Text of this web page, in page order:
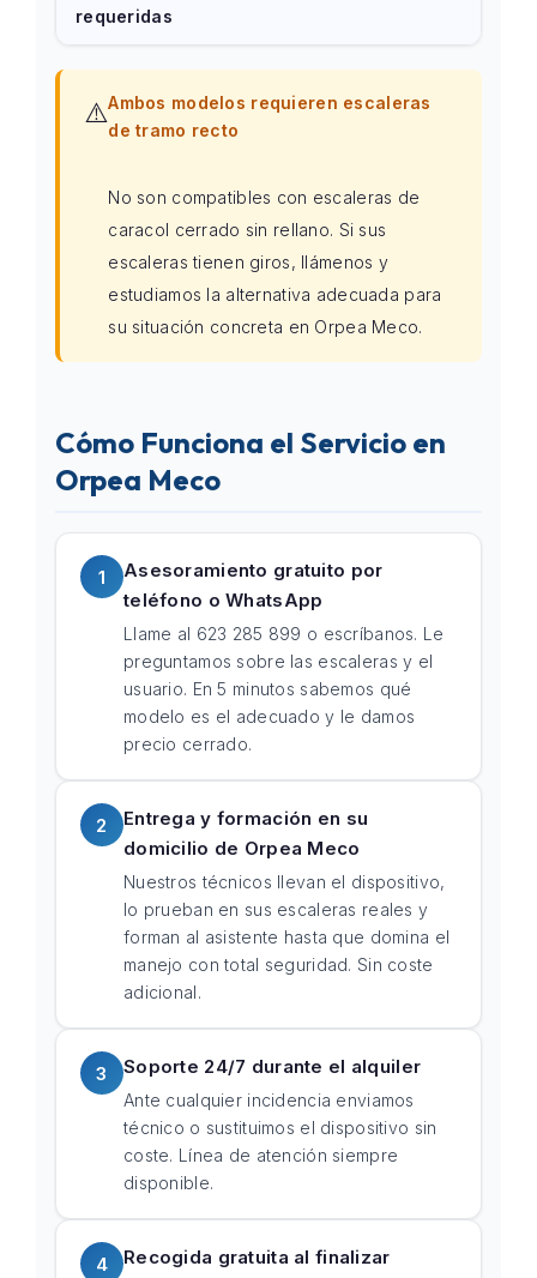
requeridas
⚠️Ambos modelos requieren escaleras
de tramo recto
No son compatibles con escaleras de
caracol cerrado sin rellano. Si sus
escaleras tienen giros, llámenos y
estudiamos la alternativa adecuada para
su situación concreta en Orpea Meco.
Cómo Funciona el Servicio en
Orpea Meco
1
Asesoramiento gratuito por
teléfono o WhatsApp
Llame al 623 285 899 o escríbanos. Le
preguntamos sobre las escaleras y el
usuario. En 5 minutos sabemos qué
modelo es el adecuado y le damos
precio cerrado.
2
Entrega y formación en su
domicilio de Orpea Meco
Nuestros técnicos llevan el dispositivo,
lo prueban en sus escaleras reales y
forman al asistente hasta que domina el
manejo con total seguridad. Sin coste
adicional.
3 Soporte 24/7 durante el alquiler
Ante cualquier incidencia enviamos
técnico o sustituimos el dispositivo sin
coste. Línea de atención siempre
disponible.
4 Recogida gratuita al finalizar